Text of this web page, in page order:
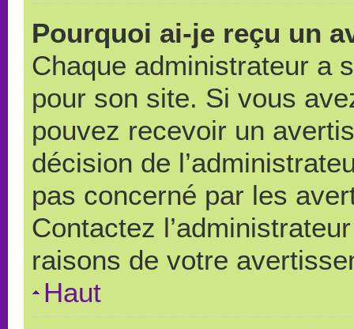
Pourquoi ai-je reçu un
Chaque administrateur a
pour son site. Si vous
pouvez recevoir un
décision de
pas concerné par les
Contactez
raisons de votre
Haut